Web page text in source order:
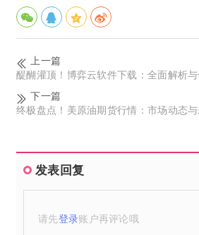
上一篇
醍醐灌顶！博弈云软件下载：全面解析
下一篇
终极盘点！美原油期货行情：市场动态
发表回复
请先登录账户再评论哦